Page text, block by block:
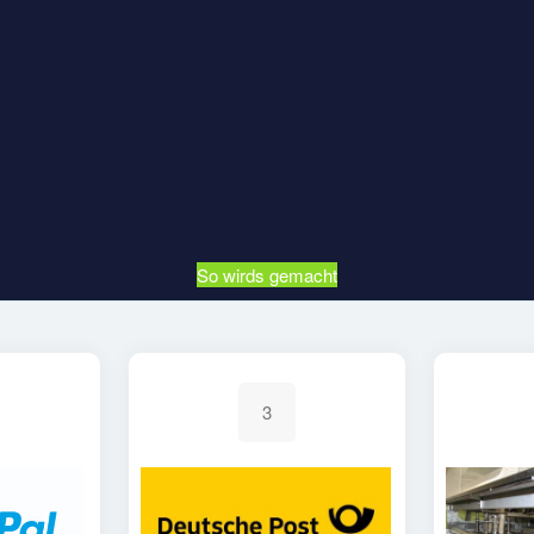
So wirds gemacht
3